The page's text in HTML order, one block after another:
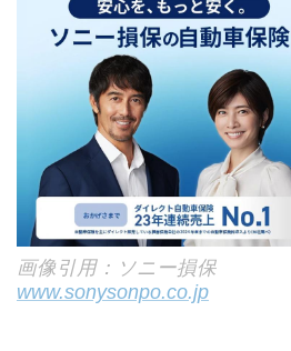
画像引用：ソニー損保
www.sonysonpo.co.jp